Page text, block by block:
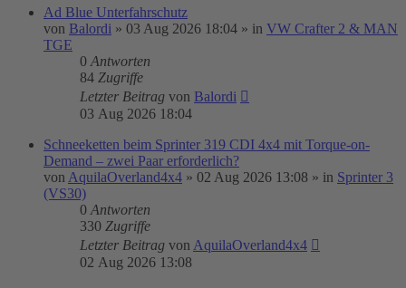
Ad Blue Unterfahrschutz
von Balordi » 03 Aug 2026 18:04 » in VW Crafter 2 & MAN
TGE
0 Antworten
84 Zugriffe
Letzter Beitrag von Balordi
03 Aug 2026 18:04
Schneeketten beim Sprinter 319 CDI 4x4 mit Torque-on-
Demand – zwei Paar erforderlich?
von AquilaOverland4x4 » 02 Aug 2026 13:08 » in Sprinter 3
(VS30)
0 Antworten
330 Zugriffe
Letzter Beitrag von AquilaOverland4x4
02 Aug 2026 13:08